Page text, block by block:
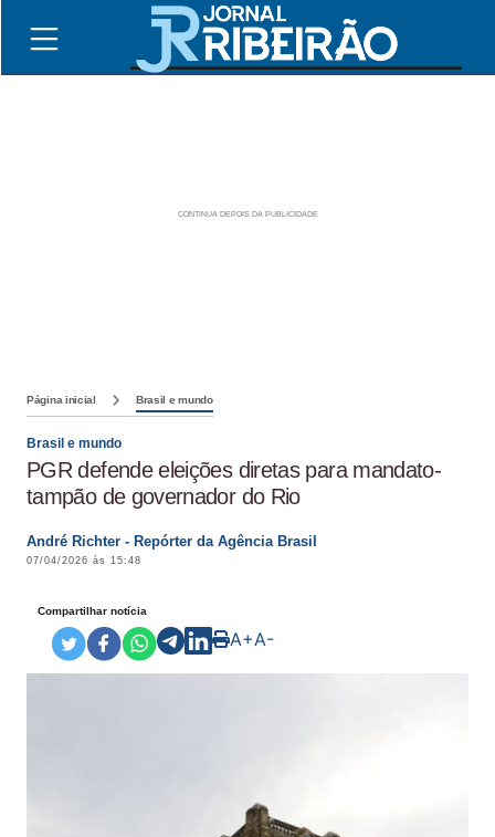
Página inicial Brasil e mundo
Brasil e mundo
PGR defende eleições diretas para mandato-
tampão de governador do Rio
André Richter - Repórter da Agência Brasil
07/04/2026 às 15:48
Compartilhar notícia
A+A-